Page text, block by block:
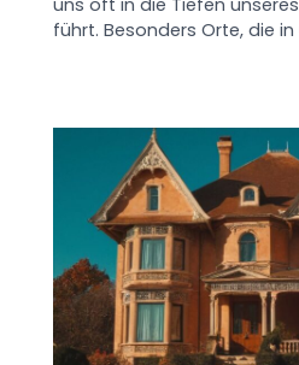
uns oft in die Tiefen
führt. Besonders Orte, die